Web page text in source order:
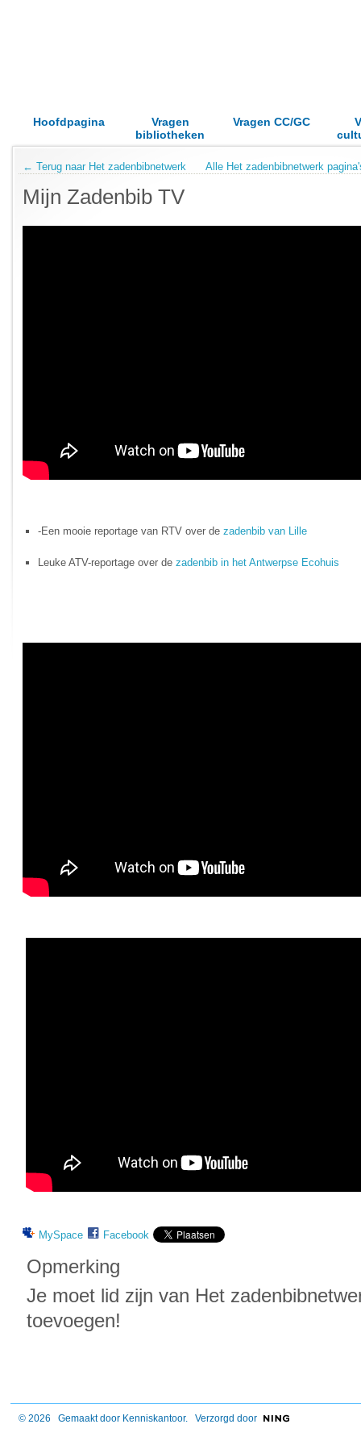
Hoofdpagina
Vragen
bibliotheken
Vragen CC/GC
← Terug naar Het zadenbibnetwerk Alle Het zadenbibnetwerk
Mijn Zadenbib TV
-Een mooie reportage van RTV over dezadenbib van Lille
Leuke ATV-reportage over dezadenbib in het Antwerpse Ecohuis
MySpace Facebook
Opmerking
Je moet lid zijn van Het
toevoegen!
© 2026 Gemaakt door Kenniskantoor. Verzorgd door